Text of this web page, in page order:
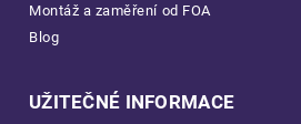
Montáž a zaměření od FOA
Blog
UŽITEČNÉ INFORMACE